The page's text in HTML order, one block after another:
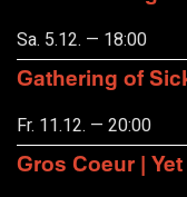
Sa. 5.12. — 18:00
Gathering of
Fr. 11.12. — 20:00
Gros Coeur |